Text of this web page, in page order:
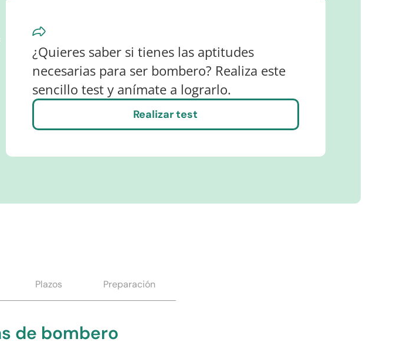
¿Quieres saber si tienes las aptitudes
necesarias para ser bombero? Realiza este
sencillo test y anímate a lograrlo.
Realizar test
Plazos Preparación
de bombero